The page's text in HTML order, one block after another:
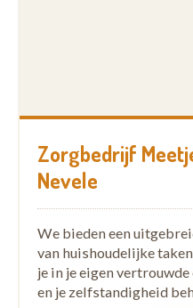
Zorgbedrijf
Nevele
We bieden een
van huishoudelijke
je in je eigen
en je zelfstandigheid